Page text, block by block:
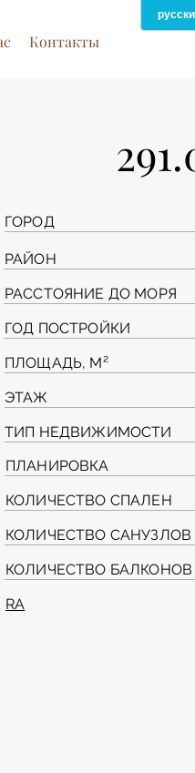
Контакты
ГОРОД
РАЙОН
РАССТОЯНИЕ ДО МОРЯ
ГОД ПОСТРОЙКИ
ПЛОЩАДЬ, М²
ЭТАЖ
ТИП НЕДВИЖИМОСТИ
ПЛАНИРОВКА
КОЛИЧЕСТВО СПАЛЕН
КОЛИЧЕСТВО САНУЗЛОВ
КОЛИЧЕСТВО БАЛКОНОВ
RA